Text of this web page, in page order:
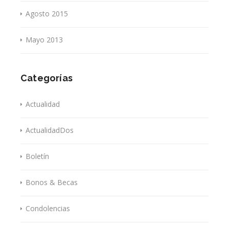
Agosto 2015
Mayo 2013
Categorías
Actualidad
ActualidadDos
Boletín
Bonos & Becas
Condolencias